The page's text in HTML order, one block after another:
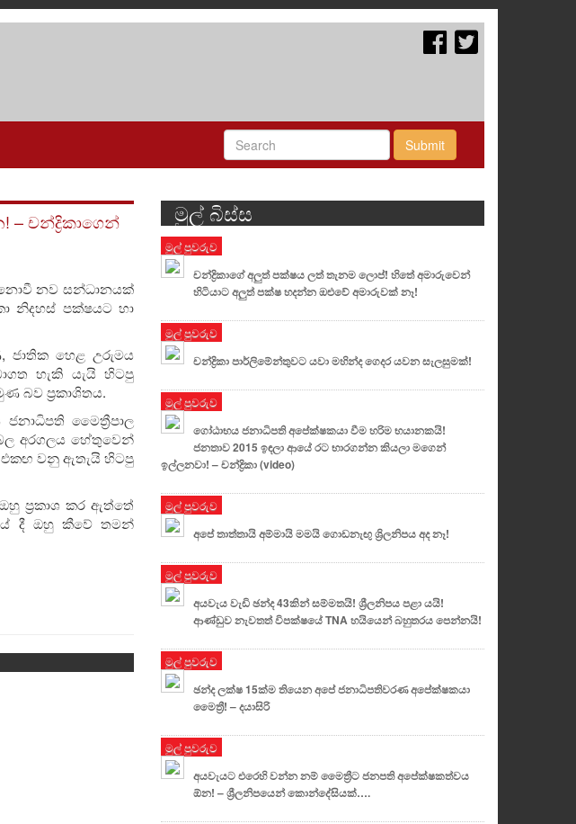
Submit
චන්ද්‍රිකාගෙන්
නව සන්ධානයක්
නිදහස් පක්ෂයට හා
ජාතික හෙළ උරුමය
හැකි යැයි හිටපු
බව ප්‍රකාශිතය.
මෛත්‍රීපාල
අරගලය හේතුවෙන්
වනු ඇතැයි හිටපු
ප්‍රකාශ කර ඇත්තේ
දී ඔහු කීවේ තමන්
මුල් බිස්ස
මුල් පුවරුව
චන්ද්‍රිකාගේ අලුත් පක්ෂය ලත් තැනම ලොප්! හිතේ අමාරුවෙන්
හිටියාට අලුත් පක්ෂ හදන්න ඔළුවේ අමාරුවක් නෑ!
මුල් පුවරුව
චන්ද්‍රිකා පාර්ලිමේන්තුවට යවා මහින්ද ගෙදර යවන සැලසුමක්!
මුල් පුවරුව
ගෝඨාභය ජනාධිපති අපේක්ෂකයා වීම හරිම භයානකයි!
ජනතාව 2015 ඉඳලා ආයේ රට භාරගන්න කියලා මගෙන්
ඉල්ලනවා! – චන්ද්‍රිකා (video)
මුල් පුවරුව
අපේ තාත්තායි අම්මායි මමයි ගොඩනැඟු ශ්‍රිලනිපය අද නෑ!
මුල් පුවරුව
අයවැය වැඩි ඡන්ද 43කින් සම්මතයි! ශ්‍රීලනිපය පළා යයි!
ආණ්ඩුව නැවතත් විපක්ෂයේ TNA හයියෙන් බහුතරය පෙන්නයි!
මුල් පුවරුව
ඡන්ද ලක්ෂ 15ක්ම තියෙන අපේ ජනාධිපතිවරණ අපේක්ෂකයා
මෛත්‍රී! – දයාසිරි
මුල් පුවරුව
අයවැයට එරෙහි වන්න නම් මෛත්‍රීට ජනපති අපේක්ෂකත්වය
ඕන! – ශ්‍රීලනිපයෙන් කොන්දේසියක්….